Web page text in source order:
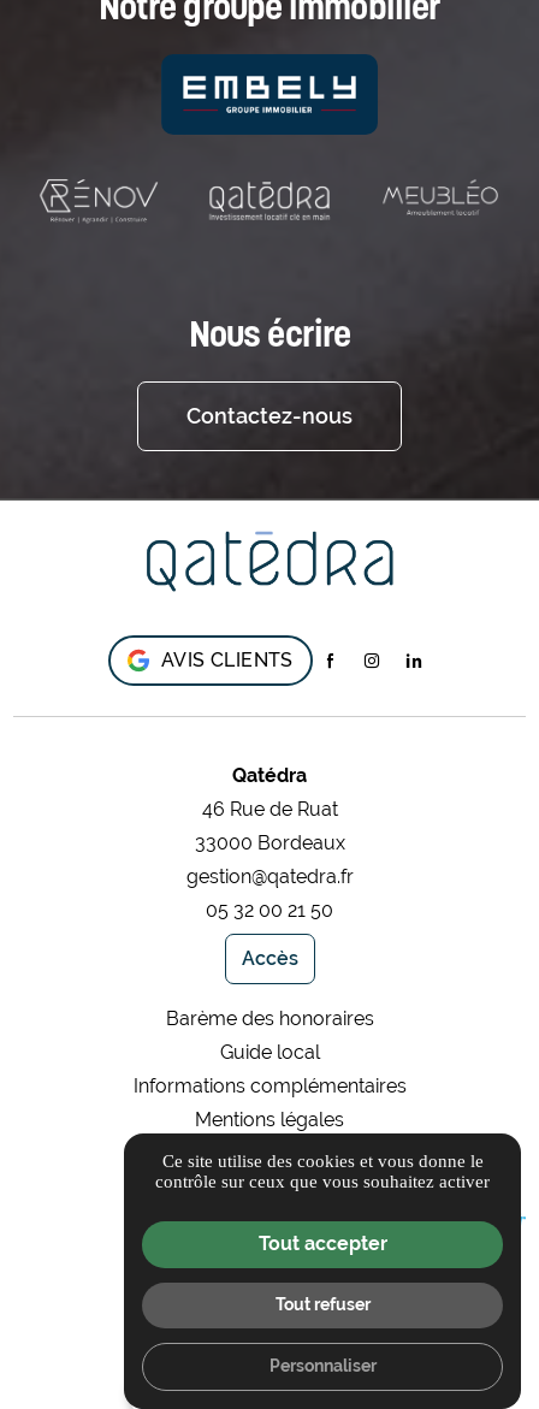
Nous écrire
Contactez-nous
place Accès mail Contact call Tél
AVIS CLIENTS
Qatédra
46 Rue de Ruat
33000 Bordeaux
gestion@qatedra.fr
05 32 00 21 50
Accès
Barème des honoraires
Guide local
Informations complémentaires
Mentions légales
Politique de confidentialité
Gestion des cookies
Ce site utilise des cookies et vous donne le
contrôle sur ceux que vous souhaitez activer
Tout accepter
Tout refuser
Personnaliser